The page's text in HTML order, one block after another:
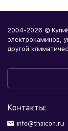
2004-2026 ©
электрокаминов,
другой
Контакты:
info@thaicon.ru